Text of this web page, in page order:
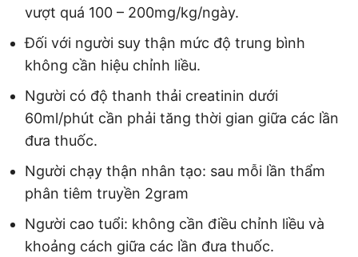
vượt quá 100 – 200mg/kg/ngày.
Đối với người suy thận mức độ trung bình
không cần hiệu chỉnh liều.
Người có độ thanh thải creatinin dưới
60ml/phút cần phải tăng thời gian giữa các lần
đưa thuốc.
Người chạy thận nhân tạo: sau mỗi lần thẩm
phân tiêm truyền 2gram
Người cao tuổi: không cần điều chỉnh liều và
khoảng cách giữa các lần đưa thuốc.